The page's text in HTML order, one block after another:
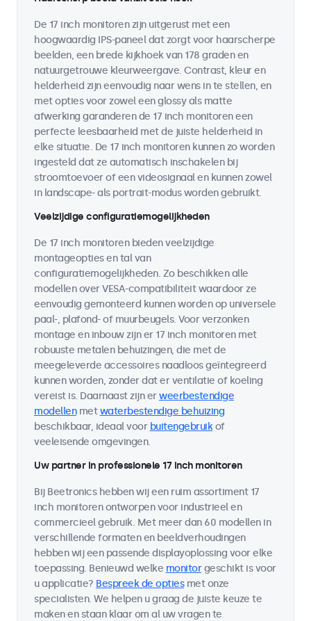
De 17 inch monitoren zijn uitgerust met een
hoogwaardig IPS-paneel dat zorgt voor haarscherpe
beelden, een brede kijkhoek van 178 graden en
natuurgetrouwe kleurweergave. Contrast, kleur en
helderheid zijn eenvoudig naar wens in te stellen, en
met opties voor zowel een glossy als matte
afwerking garanderen de 17 inch monitoren een
perfecte leesbaarheid met de juiste helderheid in
elke situatie. De 17 inch monitoren kunnen zo worden
ingesteld dat ze automatisch inschakelen bij
stroomtoevoer of een videosignaal en kunnen zowel
in landscape- als portrait-modus worden gebruikt.
Veelzijdige configuratiemogelijkheden
De 17 inch monitoren bieden veelzijdige
montageopties en tal van
configuratiemogelijkheden. Zo beschikken alle
modellen over VESA-compatibiliteit waardoor ze
eenvoudig gemonteerd kunnen worden op universele
paal-, plafond- of muurbeugels. Voor verzonken
montage en inbouw zijn er 17 inch monitoren met
robuuste metalen behuizingen, die met de
meegeleverde accessoires naadloos geïntegreerd
kunnen worden, zonder dat er ventilatie of koeling
vereist is. Daarnaast zijn erweerbestendige
modellenmetwaterbestendige behuizing
beschikbaar, ideaal voor buitengebruikof
veeleisende omgevingen.
Uw partner in professionele 17 inch monitoren
Bij Beetronics hebben wij een ruim assortiment 17
inch monitoren ontworpen voor industrieel en
commercieel gebruik. Met meer dan 60 modellen in
verschillende formaten en beeldverhoudingen
hebben wij een passende displayoplossing voor elke
toepassing. Benieuwd welke monitorgeschikt is voor
u applicatie? Bespreek de optiesmet onze
specialisten. We helpen u graag de juiste keuze te
maken en staan klaar om al uw vragen te